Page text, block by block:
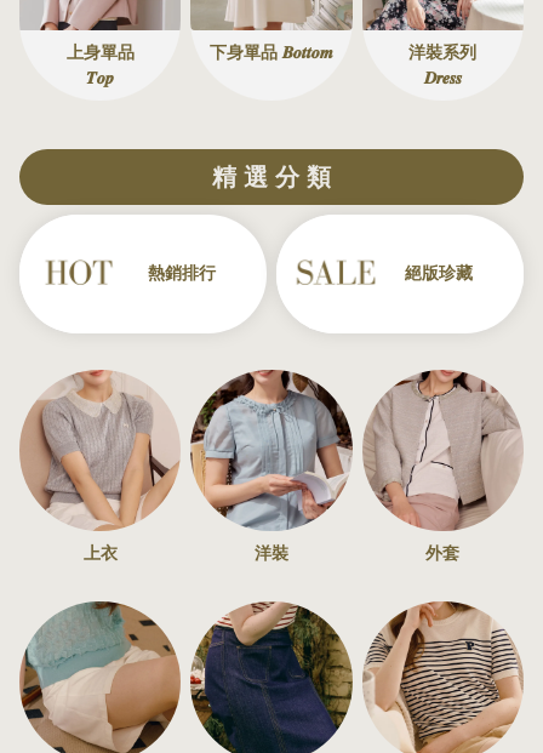
上身單品
𝑻𝒐𝒑
下身單品 𝑩𝒐𝒕𝒕𝒐𝒎
洋裝系列
𝑫𝒓𝒆𝒔𝒔
精 選 分 類
熱銷排行 絕版珍藏
上衣 洋裝 外套